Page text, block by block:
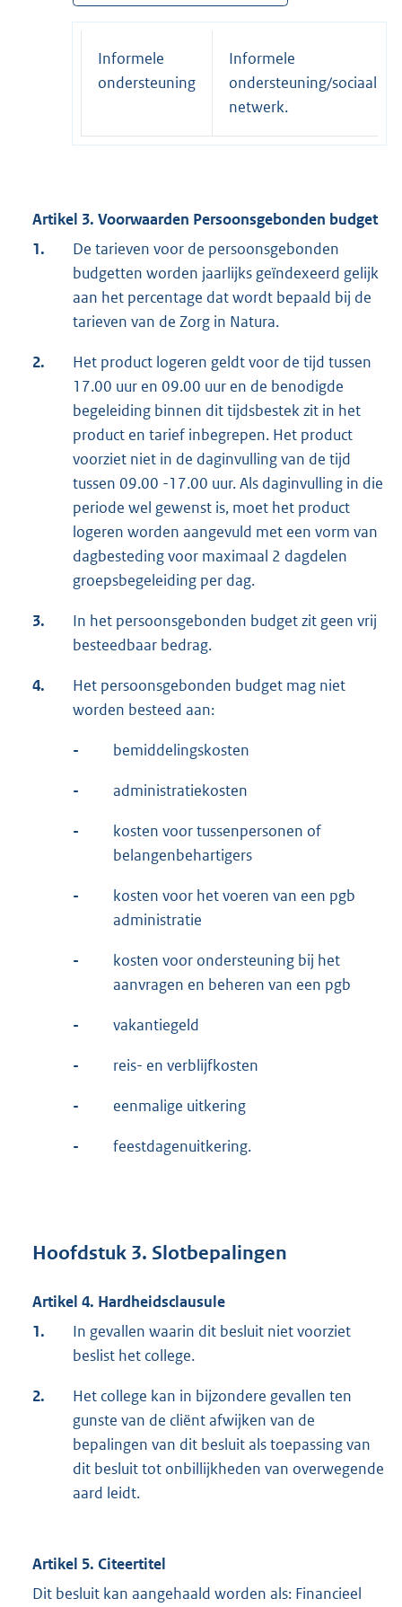
Informele
ondersteuning
Informele
ondersteuning/sociaal
netwerk.
Artikel 3. Voorwaarden Persoonsgebonden budget
1.
De tarieven voor de persoonsgebonden
budgetten worden jaarlijks geïndexeerd gelijk
aan het percentage dat wordt bepaald bij de
tarieven van de Zorg in Natura.
2.
Het product logeren geldt voor de tijd tussen
17.00 uur en 09.00 uur en de benodigde
begeleiding binnen dit tijdsbestek zit in het
product en tarief inbegrepen. Het product
voorziet niet in de daginvulling van de tijd
tussen 09.00 -17.00 uur. Als daginvulling in die
periode wel gewenst is, moet het product
logeren worden aangevuld met een vorm van
dagbesteding voor maximaal 2 dagdelen
groepsbegeleiding per dag.
3.
In het persoonsgebonden budget zit geen vrij
besteedbaar bedrag.
4.
Het persoonsgebonden budget mag niet
worden besteed aan:
- bemiddelingskosten
- administratiekosten
-
kosten voor tussenpersonen of
belangenbehartigers
-
kosten voor het voeren van een pgb
administratie
-
kosten voor ondersteuning bij het
aanvragen en beheren van een pgb
- vakantiegeld
- reis- en verblijfkosten
- eenmalige uitkering
- feestdagenuitkering.
Hoofdstuk 3. Slotbepalingen
Artikel 4. Hardheidsclausule
1.
In gevallen waarin dit besluit niet voorziet
beslist het college.
2.
Het college kan in bijzondere gevallen ten
gunste van de cliënt afwijken van de
bepalingen van dit besluit als toepassing van
dit besluit tot onbillijkheden van overwegende
aard leidt.
Artikel 5. Citeertitel
Dit besluit kan aangehaald worden als: Financieel